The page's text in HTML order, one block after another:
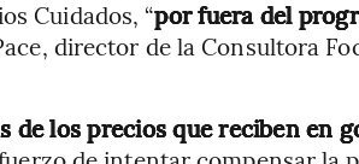
Cuidados, “por fuera del
director de la Consultora
de los precios que reciben en